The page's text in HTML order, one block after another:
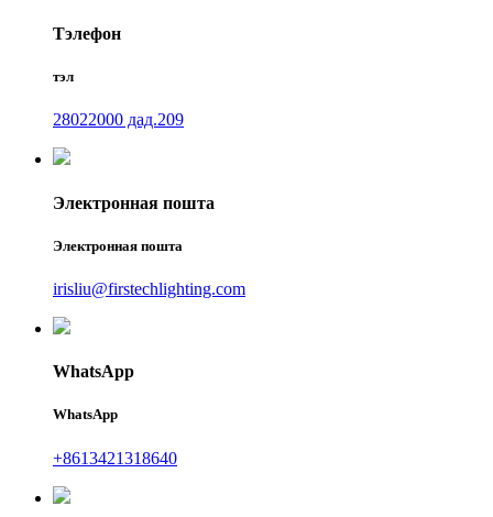
Тэлефон
тэл
28022000 дад.209
Электронная пошта
Электронная пошта
irisliu@firstechlighting.com
WhatsApp
WhatsApp
+8613421318640